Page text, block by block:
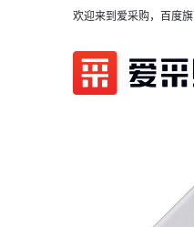
欢迎来到爱采购，百度